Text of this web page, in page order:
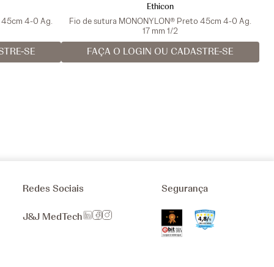
45cm 4-0 Ag.
SE
Ethicon
Fio de sutura MONONYLON® Preto 45cm 4-0 Ag.
17 mm 1/2
FAÇA O LOGIN OU CADASTRE-SE
Redes Sociais
J&J MedTech
Segurança